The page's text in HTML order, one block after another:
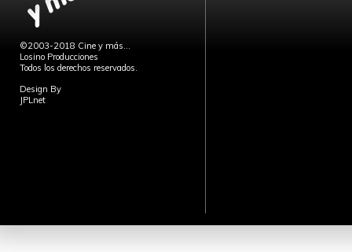
©2003-2018 Cine y más...
Losino Producciones
Todos los derechos reservados.
Design By
JPLnet